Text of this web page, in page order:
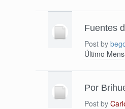
Fuentes
Post by
Último
Por
Post by